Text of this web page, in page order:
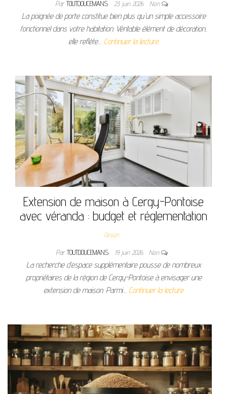
ParTOUTDOUCEMANS 23 juin 2026 Non
La poignée de porte constitue bien plus qu'un simple accessoire
fonctionnel dans votre habitation. Véritable élément de décoration,
elle reflète… Continuer la lecture
Extension de maison à Cergy-Pontoise
avec véranda : budget et réglementation
Design
ParTOUTDOUCEMANS 19 juin 2026 Non
La recherche d’espace supplémentaire pousse de nombreux
propriétaires de la région de Cergy-Pontoise à envisager une
extension de maison. Parmi… Continuer la lecture